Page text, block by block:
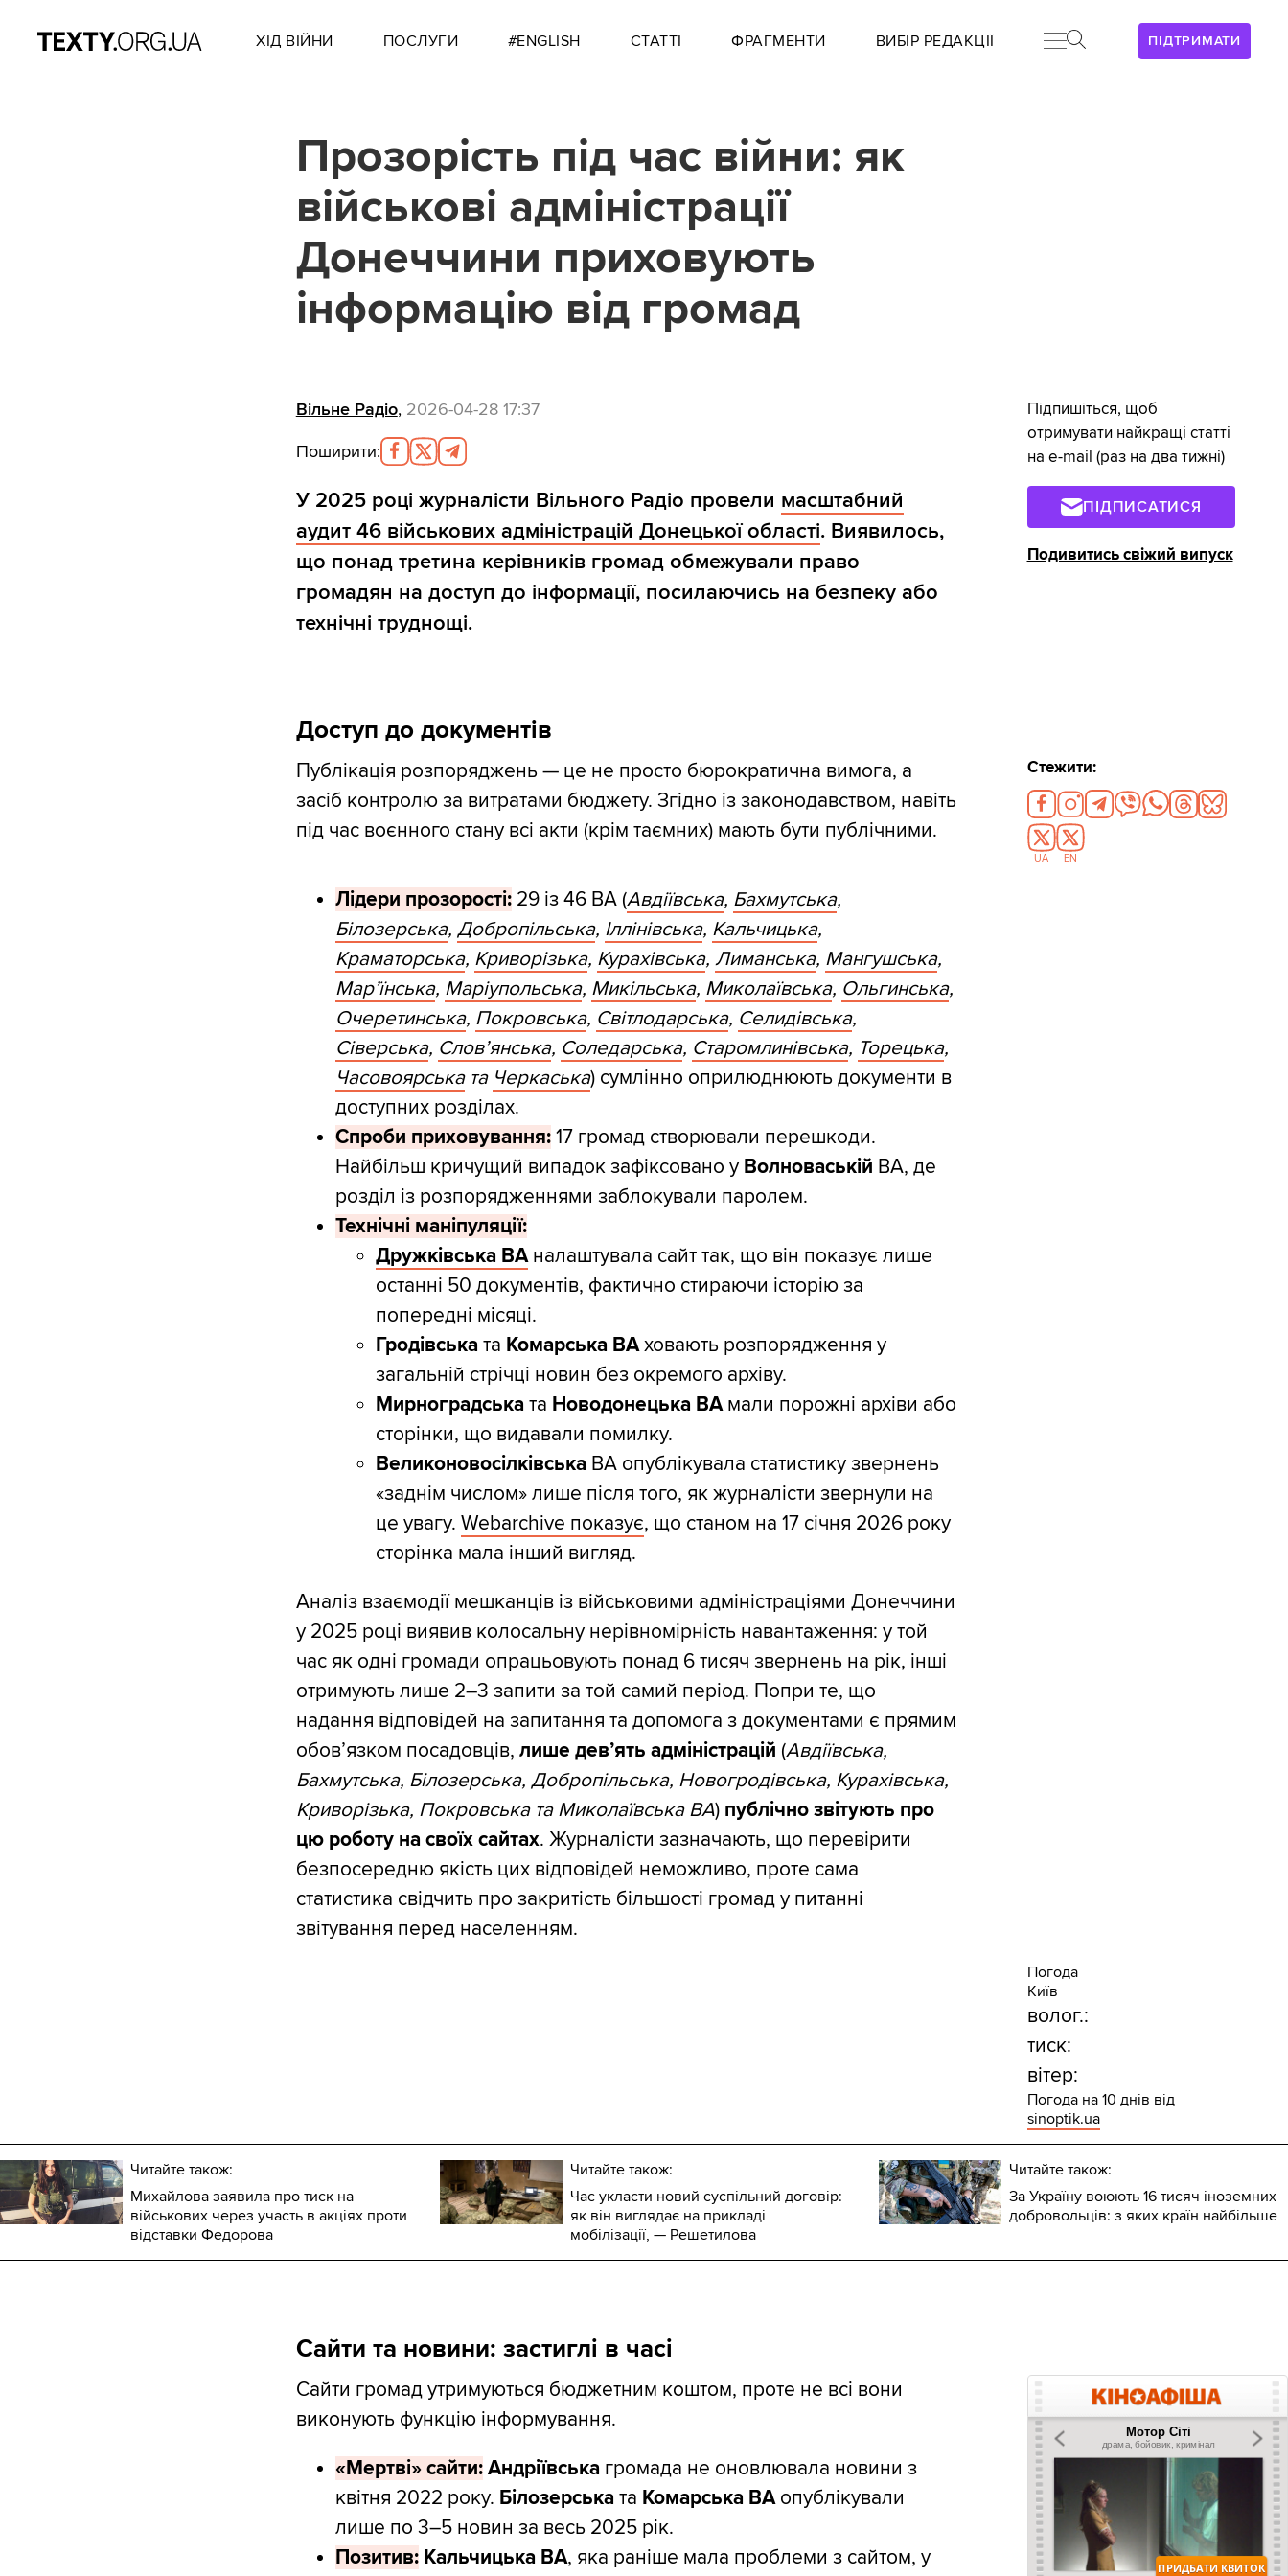
ПІДТРИМАТИ
ХІД ВІЙНИ ПОСЛУГИ #ENGLISH СТАТТІ ФРАГМЕНТИ ВИБІР РЕДАКЦІЇ
Прозорість під час війни: як
військові адміністрації
Донеччини приховують
інформацію від громад
Вільне Радіо, 2026-04-28 17:37
Поширити:
У 2025 році журналісти Вільного Радіо провели масштабний
аудит 46 військових адміністрацій Донецької області. Виявилось,
що понад третина керівників громад обмежували право
громадян на доступ до інформації, посилаючись на безпеку або
технічні труднощі.
Доступ до документів
Публікація розпоряджень — це не просто бюрократична вимога, а
засіб контролю за витратами бюджету. Згідно із законодавством, навіть
під час воєнного стану всі акти (крім таємних) мають бути публічними.
Лідери прозорості: 29 із 46 ВА (Авдіївська, Бахмутська,
Білозерська, Добропільська, Іллінівська, Кальчицька,
Краматорська, Криворізька, Курахівська, Лиманська, Мангушська,
Мар’їнська, Маріупольська, Микільська, Миколаївська, Ольгинська,
Очеретинська, Покровська, Світлодарська, Селидівська,
Сіверська, Слов’янська, Соледарська, Старомлинівська, Торецька,
Часовоярськата Черкаська) сумлінно оприлюднюють документи в
доступних розділах.
Спроби приховування: 17 громад створювали перешкоди.
Найбільш кричущий випадок зафіксовано у Волноваській ВА, де
розділ із розпорядженнями заблокували паролем.
Технічні маніпуляції:
Дружківська ВАналаштувала сайт так, що він показує лише
останні 50 документів, фактично стираючи історію за
попередні місяці.
Гродівська та Комарська ВАховають розпорядження у
загальній стрічці новин без окремого архіву.
Мирноградська та Новодонецька ВАмали порожні архіви або
сторінки, що видавали помилку.
Великоновосілківська ВА опублікувала статистику звернень
«заднім числом» лише після того, як журналісти звернули на
це увагу. Webarchive показує, що станом на 17 січня 2026 року
сторінка мала інший вигляд.
Аналіз взаємодії мешканців із військовими адміністраціями Донеччини
у 2025 році виявив колосальну нерівномірність навантаження: у той
час як одні громади опрацьовують понад 6 тисяч звернень на рік, інші
отримують лише 2–3 запити за той самий період. Попри те, що
надання відповідей на запитання та допомога з документами є прямим
обов’язком посадовців, лише дев’ять адміністрацій (Авдіївська,
Бахмутська, Білозерська, Добропільська, Новогродівська, Курахівська,
Криворізька, Покровська та Миколаївська ВА) публічно звітують про
цю роботу на своїх сайтах. Журналісти зазначають, що перевірити
безпосередню якість цих відповідей неможливо, проте сама
статистика свідчить про закритість більшості громад у питанні
звітування перед населенням.
Читайте також:
Михайлова заявила про тиск на
військових через участь в акціях проти
відставки Федорова
Читайте також:
Час укласти новий суспільний договір:
як він виглядає на прикладі
мобілізації, — Решетилова
Читайте також:
За Україну воюють 16 тисяч іноземних
добровольців: з яких країн найбільше
Сайти та новини: застиглі в часі
Сайти громад утримуються бюджетним коштом, проте не всі вони
виконують функцію інформування.
«Мертві» сайти: Андріївська громада не оновлювала новини з
квітня 2022 року. Білозерська та Комарська ВАопублікували
лише по 3–5 новин за весь 2025 рік.
Позитив: Кальчицька ВА, яка раніше мала проблеми з сайтом, у
Підпишіться, щоб
отримувати найкращі статті
на e-mail (раз на два тижні)
ПІДПИСАТИСЯ
Подивитись свіжий випуск
Стежити:
UA EN
Погода
Київ
волог.:
тиск:
вітер:
Погода на 10 днів від
sinoptik.ua